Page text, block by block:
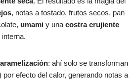
, notas a tostado, frutos secos, pan
umami y una costra crujiente
: ahí solo se transforman
por efecto del calor, generando notas a